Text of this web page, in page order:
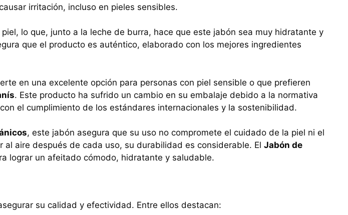
irritación, incluso en pieles sensibles.
lo que, junto a la leche de burra, hace que este jabón sea muy hidratante y
que el producto es auténtico, elaborado con los mejores ingredientes
en una excelente opción para personas con piel sensible o que prefieren
. Este producto ha sufrido un cambio en su embalaje debido a la normativa
el cumplimiento de los estándares internacionales y la sostenibilidad.
, este jabón asegura que su uso no compromete el cuidado de la piel ni el
aire después de cada uso, su durabilidad es considerable. El Jabón de
lograr un afeitado cómodo, hidratante y saludable.
su calidad y efectividad. Entre ellos destacan: